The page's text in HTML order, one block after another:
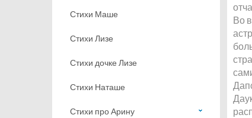
Во
Стихи Маше
Стихи Лизе
Стихи дочке Лизе
Стихи Наташе
Стихи про Арину